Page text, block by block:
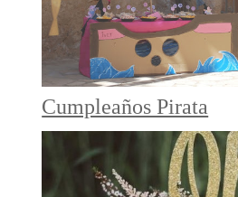
Cumpleaños Pirata